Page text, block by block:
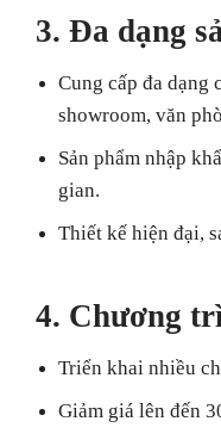
3. Đa dạng
Cung cấp đa dạng
showroom, văn
Sản phẩm nhập
gian.
Thiết kế hiện đại,
4. Chương
Triển khai nhiều
Giảm giá lên đến